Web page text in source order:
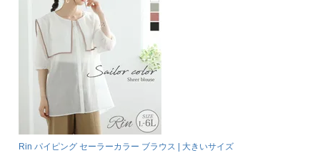
Rin パイピング セーラーカラー ブラウス | 大きいサイズ